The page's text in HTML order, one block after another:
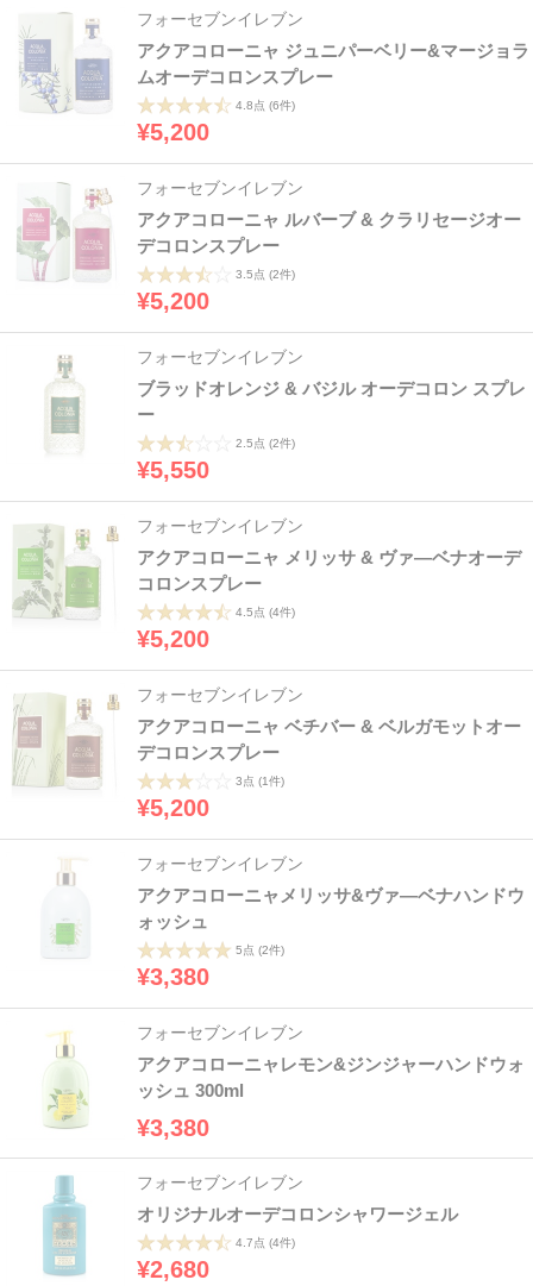
フォーセブンイレブン
アクアコローニャ ジュニパーベリー&マージョラ
ムオーデコロンスプレー
4.8点 (6件)
¥5,200
フォーセブンイレブン
アクアコローニャ ルバーブ & クラリセージオー
デコロンスプレー
3.5点 (2件)
¥5,200
フォーセブンイレブン
ブラッドオレンジ & バジル オーデコロン スプレ
ー
2.5点 (2件)
¥5,550
フォーセブンイレブン
アクアコローニャ メリッサ & ヴァ―ベナオーデ
コロンスプレー
4.5点 (4件)
¥5,200
フォーセブンイレブン
アクアコローニャ ベチバー & ベルガモットオー
デコロンスプレー
3点 (1件)
¥5,200
フォーセブンイレブン
アクアコローニャメリッサ&ヴァ―ベナハンドウ
ォッシュ
5点 (2件)
¥3,380
フォーセブンイレブン
アクアコローニャレモン&ジンジャーハンドウォ
ッシュ 300ml
¥3,380
フォーセブンイレブン
オリジナルオーデコロンシャワージェル
4.7点 (4件)
¥2,680